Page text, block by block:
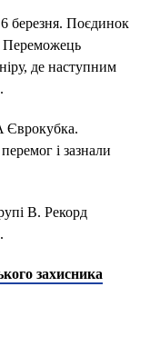
березня. Поєдинок
Переможець
де наступним
Єврокубка.
і зазнали
B. Рекорд
захисника